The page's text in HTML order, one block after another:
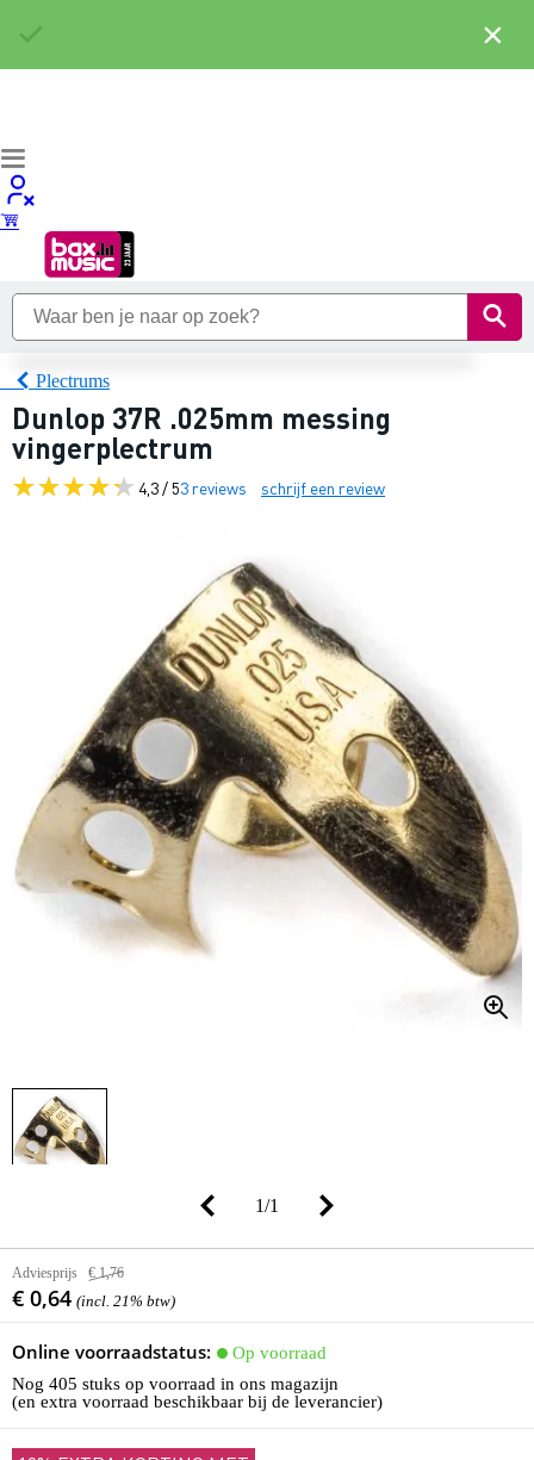
Plectrums
Dunlop 37R .025mm messing
vingerplectrum
4,3 / 53 reviews schrijf een review
1/1
Adviesprijs € 1,76
€ 0,64 (incl. 21% btw)
Online voorraadstatus:
Op voorraad
Nog 405 stuks op voorraad in ons magazijn
(en extra voorraad beschikbaar bij de leverancier)
×